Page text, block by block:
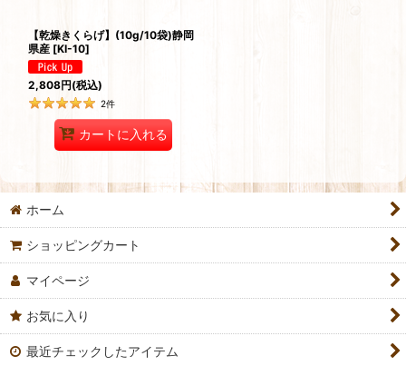
【乾燥きくらげ】(10g/10袋)静岡
県産 [KI-10]
2,808円(税込)
2件
カートに入れる
ホーム
ショッピングカート
マイページ
お気に入り
最近チェックしたアイテム